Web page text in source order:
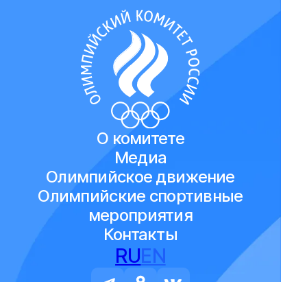
О комитете
Медиа
Олимпийское движение
Олимпийские спортивные
мероприятия
Контакты
RUEN